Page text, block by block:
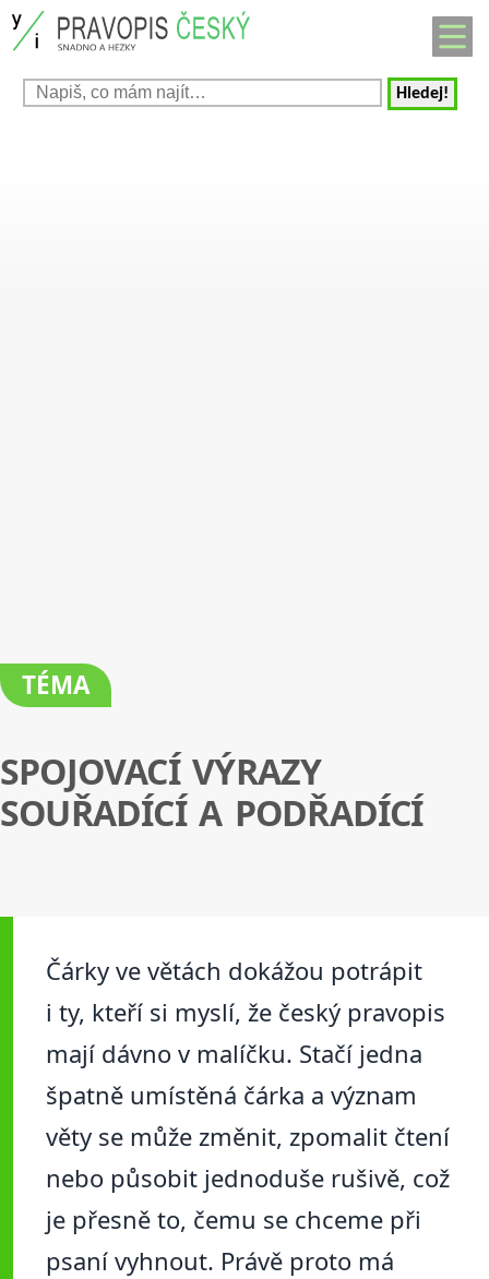
Hledej!
TÉMA
SPOJOVACÍ VÝRAZY
SOUŘADÍCÍ A PODŘADÍCÍ
Čárky ve větách dokážou potrápit
i ty, kteří si myslí, že český pravopis
mají dávno v malíčku. Stačí jedna
špatně umístěná čárka a význam
věty se může změnit, zpomalit čtení
nebo působit jednoduše rušivě, což
je přesně to, čemu se chceme při
psaní vyhnout. Právě proto má